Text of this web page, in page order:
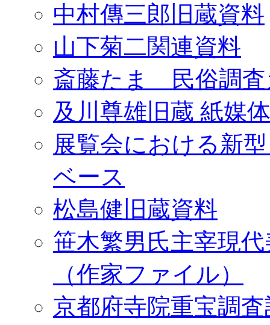
中村傳三郎旧蔵資料
山下菊二関連資料
斎藤たま 民俗調査
及川尊雄旧蔵 紙媒
展覧会における新
ベース
松島健旧蔵資料
笹木繁男氏主宰現
（作家ファイル）
京都府寺院重宝調